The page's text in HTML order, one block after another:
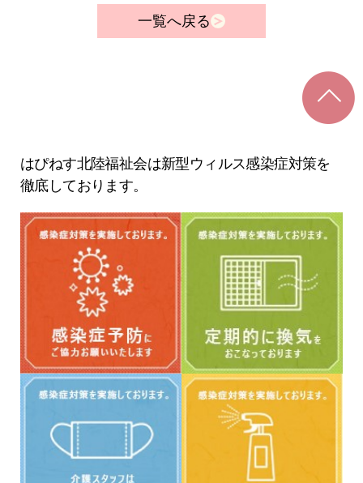
一覧へ戻る
はぴねす北陸福祉会は新型ウィルス感染症対策を
徹底しております。